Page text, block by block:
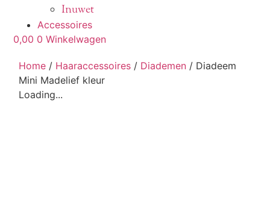
Inuwet
Accessoires
0,00 0 Winkelwagen
Home / Haaraccessoires / Diademen / Diadeem
Mini Madelief kleur
Loading...